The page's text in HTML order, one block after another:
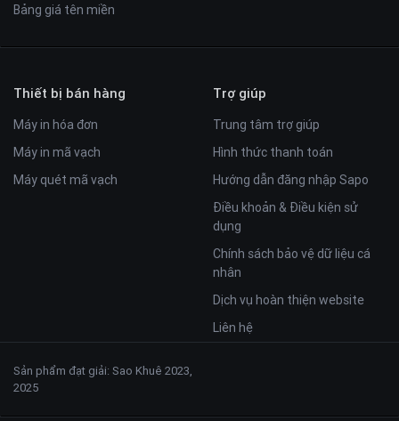
Bảng giá tên miền
Thiết bị bán hàng
Máy in hóa đơn
Máy in mã vạch
Máy quét mã vạch
Trợ giúp
Trung tâm trợ giúp
Hình thức thanh toán
Hướng dẫn đăng nhập Sapo
Điều khoản & Điều kiện sử
dụng
Chính sách bảo vệ dữ liệu cá
nhân
Dịch vụ hoàn thiện website
Liên hệ
Sản phẩm đạt giải: Sao Khuê 2023,
2025